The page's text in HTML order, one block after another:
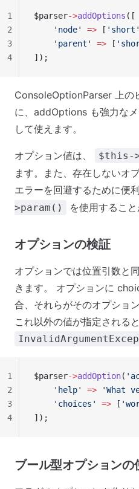
$parser->addOptions ([
    'node'
=> [ 'short'
    'parent'
=> [
]);
1
2
3
4
ConsoleOptionParser 上の
に、addOptions も強力な
して使えます。
オプション値は、 $this-
ます。また、存在しないオ
エラーを回避するために便
>param()
を使用すること
オプションの検証
オプションでは位置引数と
きます。 オプションに
合、それらがそのオプショ
これ以外の値が指定されると
$parser->addOption(
    'help'
=> 'What
    'choices'
=> [
]);
1
2
3
4
ブール型オプションの